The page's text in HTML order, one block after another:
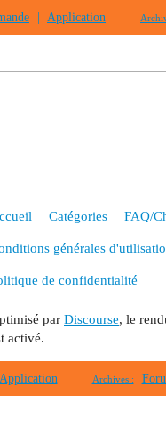
Application
Catégories FAQ/
générales
de confidentialité
par Discourse, le
activé.
Application Archives :